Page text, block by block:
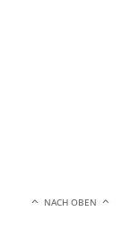
NACH OBEN